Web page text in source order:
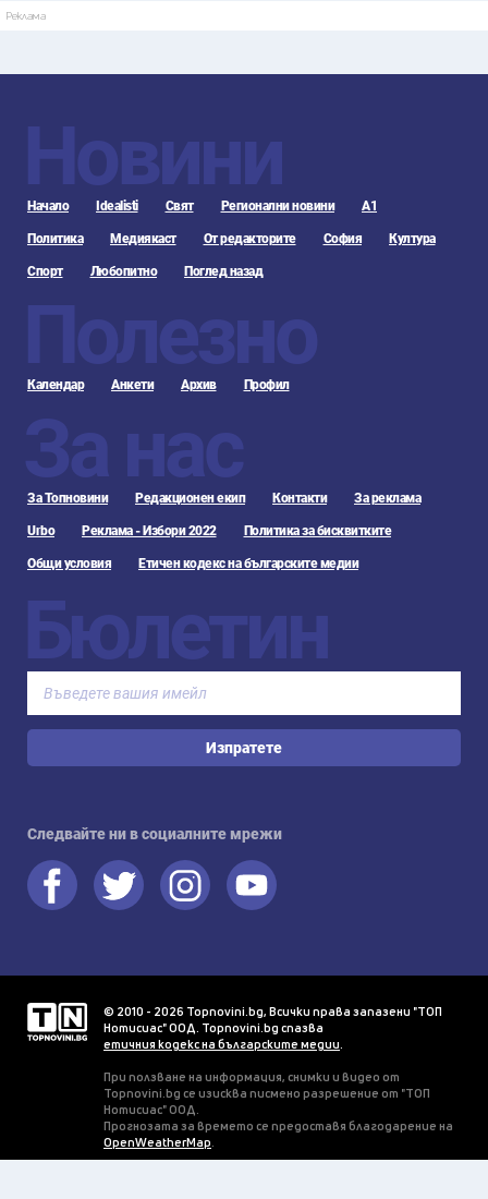
Реклама
Новини
Начало Idealisti Свят Регионални новини А1
Политика Медиякаст От редакторите София Култура
Спорт Любопитно Поглед назад
Полезно
Календар Анкети Архив Профил
За нас
За Топновини Редакционен екип Контакти За реклама
Urbo Реклама - Избори 2022 Политика за бисквитките
Общи условия Етичен кодекс на българските медии
Бюлетин
Изпратете
Следвайте ни в социалните мрежи
© 2010 - 2026 Topnovini.bg, Всички права запазени "ТОП
Нотисиас" ООД. Topnovini.bg спазва
етичния кодекс на българските медии
При ползване на информация, снимки и видео от
Topnovini.bg се изисква писмено разрешение от "ТОП
Нотисиас" ООД.
Прогнозата за времето се предоставя благодарение на
OpenWeatherMap